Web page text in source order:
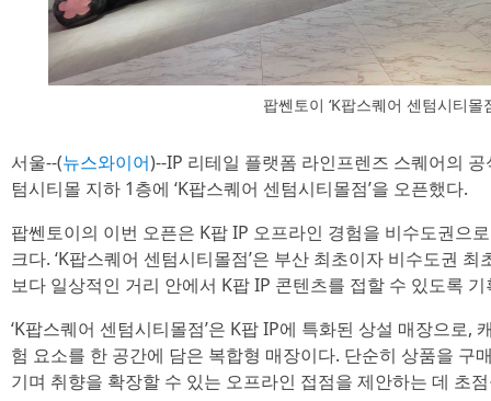
팝쎈토이 ‘K팝스퀘어 센텀시티몰
서울--(뉴스와이어)--IP 리테일 플랫폼 라인프렌즈 스퀘어의
텀시티몰 지하 1층에 ‘K팝스퀘어 센텀시티몰점’을 오픈했다.
팝쎈토이의 이번 오픈은 K팝 IP 오프라인 경험을 비수도권으
크다. ‘K팝스퀘어 센텀시티몰점’은 부산 최초이자 비수도권
보다 일상적인 거리 안에서 K팝 IP 콘텐츠를 접할 수 있도록 기
‘K팝스퀘어 센텀시티몰점’은 K팝 IP에 특화된 상설 매장으로,
험 요소를 한 공간에 담은 복합형 매장이다. 단순히 상품을 구
기며 취향을 확장할 수 있는 오프라인 접점을 제안하는 데 초